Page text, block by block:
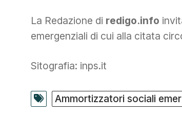
La Redazione di redigo.info
emergenziali di cui alla citata
Sitografia: inps.it
Ammortizzatori sociali